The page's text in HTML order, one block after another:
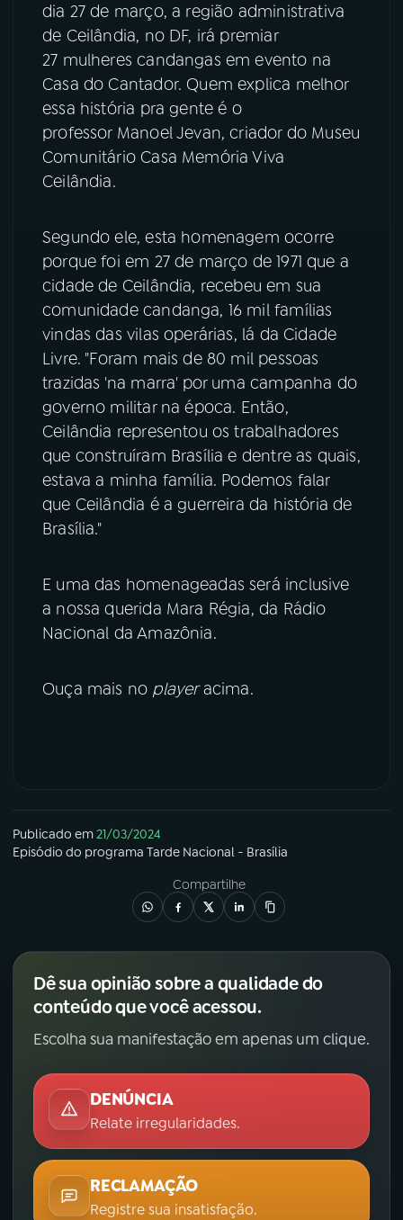
08 FESTIVAL DE MÚSICA
ACOMPANHE A RÁDIO NACIONAL
YouTube Facebook
Instagram X
dia 27 de março, a região administrativa
de Ceilândia, no DF, irá premiar
27 mulheres candangas em evento na
Casa do Cantador. Quem explica melhor
essa história pra gente é o
professor Manoel Jevan, criador do Museu
Comunitário Casa Memória Viva
Ceilândia.
Segundo ele, esta homenagem ocorre
porque foi em 27 de março de 1971 que a
cidade de Ceilândia, recebeu em sua
comunidade candanga, 16 mil famílias
vindas das vilas operárias, lá da Cidade
Livre. "Foram mais de 80 mil pessoas
trazidas 'na marra' por uma campanha do
governo militar na época. Então,
Ceilândia representou os trabalhadores
que construíram Brasília e dentre as quais,
estava a minha família. Podemos falar
que Ceilândia é a guerreira da história de
Brasília."
E uma das homenageadas será inclusive
a nossa querida Mara Régia, da Rádio
Nacional da Amazônia.
Ouça mais no playeracima.
Publicado em21/03/2024
Episódio do programa Tarde Nacional - Brasília
Compartilhe
Dê sua opinião sobre a qualidade do
conteúdo que você acessou.
Escolha sua manifestação em apenas um clique.
DENÚNCIA
Relate irregularidades.
RECLAMAÇÃO
Registre sua insatisfação.